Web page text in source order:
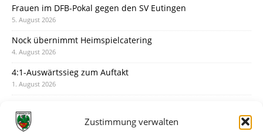
Zustimmung verwalten
Frauen im DFB-Pokal gegen den SV Eutingen
5. August 2026
Nock übernimmt Heimspielcatering
4. August 2026
4:1-Auswärtssieg zum Auftakt
1. August 2026
31. Juli 2026